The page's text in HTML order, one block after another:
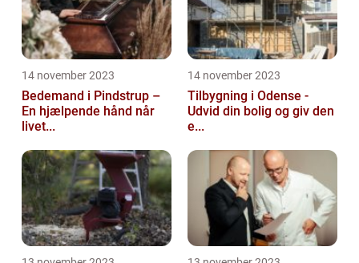
14 november 2023
Bedemand i Pindstrup –
En hjælpende hånd når
livet...
14 november 2023
Tilbygning i Odense -
Udvid din bolig og giv den
e...